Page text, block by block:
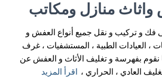
منازل ومكاتب
و تركيب و نقل جميع أنواع العفش و
، العيادات الطبية ، المستشفيات ، غرف
نقوم بفهرسة و تغليف الأثاث و العفش عن
العادي ، الحراري ، اقرأ المزيد